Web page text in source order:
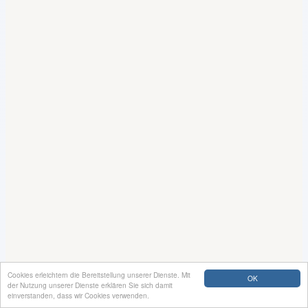
OK
Cookies erleichtern die Bereitstellung unserer Dienste. Mit
der Nutzung unserer Dienste erklären Sie sich damit
einverstanden, dass wir Cookies verwenden.